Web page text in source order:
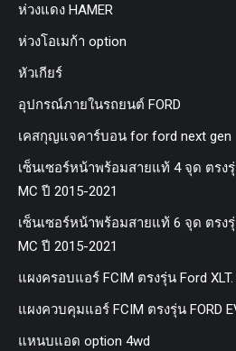
ห่วงแดง HAMER
ห่วงโอเมก้า option
หัวเกียร์
อุปกรณ์ภายในรถยนต์ FORD
เคสกุญแจคาร์บอน for ford next gen
เซ็นเซอร์หน้าพร้อมสายแท้ 4 จุด ตรงรุ่
MC ปี 2015-2021
เซ็นเซอร์หน้าพร้อมสายแท้ 6 จุด ตรงรุ่
MC ปี 2015-2021
แผงครอบแอร์ FCIM ตรงรุ่น Ford
แผงควบคุมแอร์ FCIM ตรงรุ่น FORD
แหนบแอด option 4wd